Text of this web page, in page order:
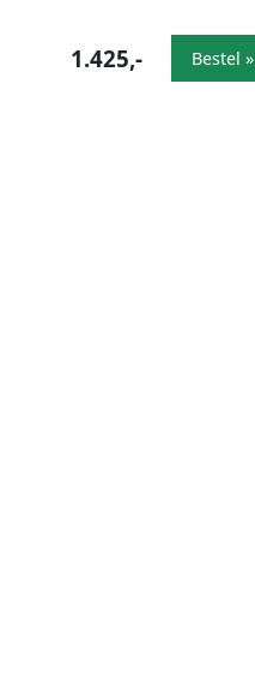
1.425,- Bestel »